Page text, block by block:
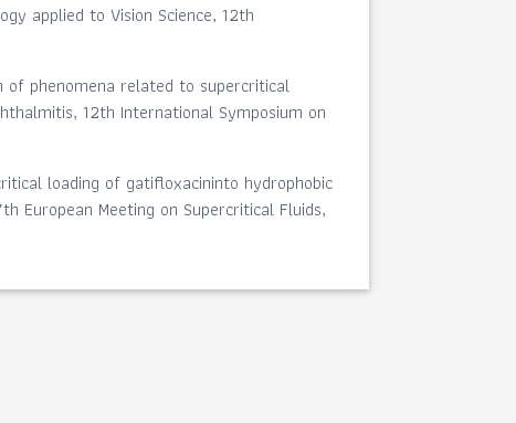
applied to Vision Science, 12th
of phenomena related to supercritical
12th International Symposium on
loading of gatifloxacininto hydrophobic
Meeting on Supercritical Fluids,